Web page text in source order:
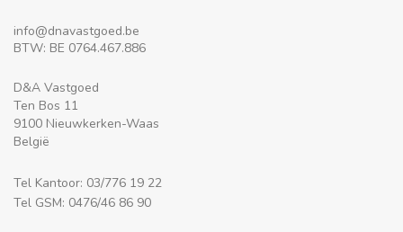
info@dnavastgoed.be
BTW: BE 0764.467.886
D&A Vastgoed
Ten Bos 11
9100 Nieuwkerken-Waas
België
Tel Kantoor: 03/776 19 22
Tel GSM: 0476/46 86 90